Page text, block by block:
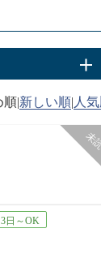
| |
日～OK